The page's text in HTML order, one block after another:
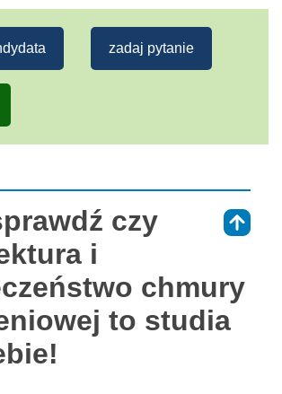
zadaj pytanie
czy
i
chmury
to studia